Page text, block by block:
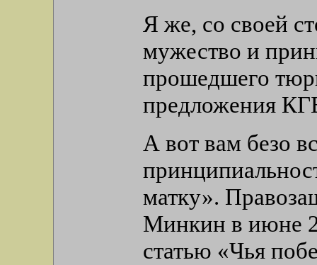
Я же, со своей
мужество и
прошедшего
предложения
А вот вам безо
матку».
Минкин в июне
статью «Чья